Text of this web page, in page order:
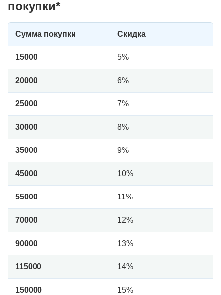
покупки*
Сумма покупки Скидка
15000 5%
20000 6%
25000 7%
30000 8%
35000 9%
45000 10%
55000 11%
70000 12%
90000 13%
115000 14%
150000 15%